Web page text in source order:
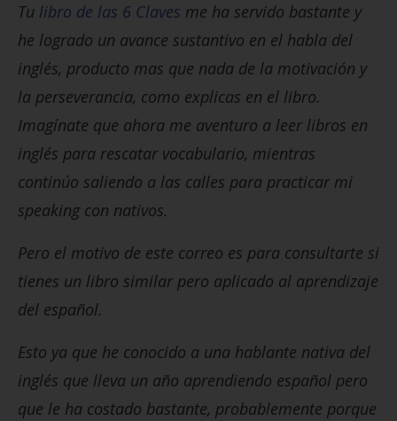
Tu libro de las 6 Claves me ha servido bastante y
he logrado un avance sustantivo en el habla del
inglés, producto mas que nada de la motivación y
la perseverancia, como explicas en el libro.
Imagínate que ahora me aventuro a leer libros en
inglés para rescatar vocabulario, mientras
continúo saliendo a las calles para practicar mi
speaking con nativos.
Pero el motivo de este correo es para consultarte si
tienes un libro similar pero aplicado al aprendizaje
del español.
Esto ya que he conocido a una hablante nativa del
inglés que lleva un año aprendiendo español pero
que le ha costado bastante, probablemente porque